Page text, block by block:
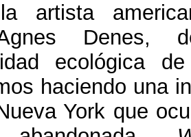
la artista
Denes,
ecológica
haciendo una
York que